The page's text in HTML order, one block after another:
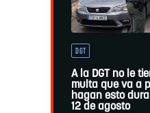
DGT
A la DGT no le
multa que va a
hagan esto
12 de agosto